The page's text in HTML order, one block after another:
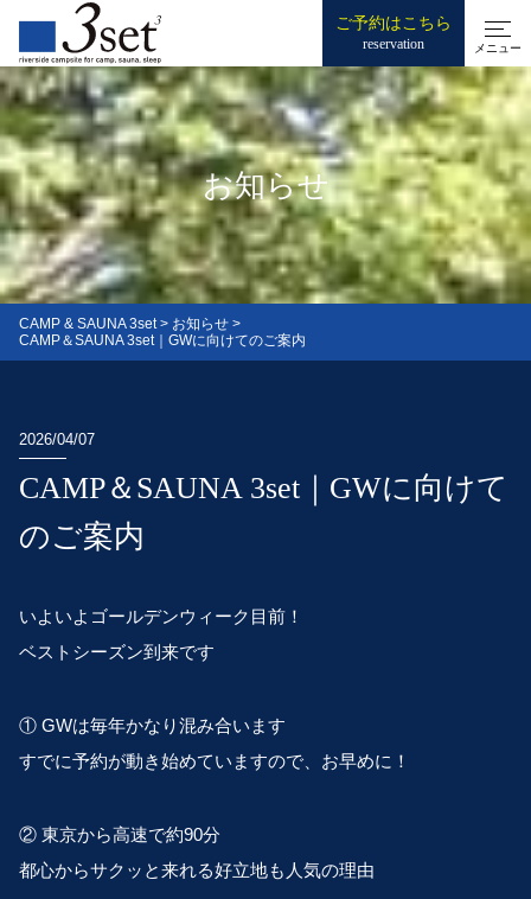
ご予約はこちら
reservation メニュー
お知らせ
CAMP & SAUNA 3set> お知らせ >
CAMP＆SAUNA 3set｜GWに向けてのご案内
2026/04/07
CAMP＆SAUNA 3set｜GWに向けて
のご案内
いよいよゴールデンウィーク目前！
ベストシーズン到来です
① GWは毎年かなり混み合います
すでに予約が動き始めていますので、お早めに！
② 東京から高速で約90分
都心からサクッと来れる好立地も人気の理由